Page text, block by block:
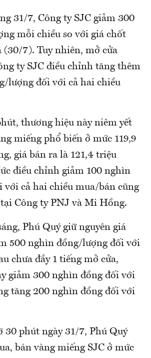
31/7, Công ty SJC giảm 300
mỗi chiều so với giá chốt
(30/7). Tuy nhiên, mở cửa
ty SJC điều chỉnh tăng thêm
lượng đối với cả hai chiều
thương hiệu này niêm yết
miếng phổ biến ở mức 119,9
giá bán ra là 121,4 triệu
điều chỉnh giảm 100 nghìn
với cả hai chiều mua/bán cũng
Công ty PNJ và Mi Hồng.
Phú Quý giữ nguyên giá
500 nghìn đồng/lượng đối với
chưa đầy 1 tiếng mở cửa,
giảm 300 nghìn đồng đối với
tăng 200 nghìn đồng đối với
30 phút ngày 31/7, Phú Quý
bán vàng miếng SJC ở mức